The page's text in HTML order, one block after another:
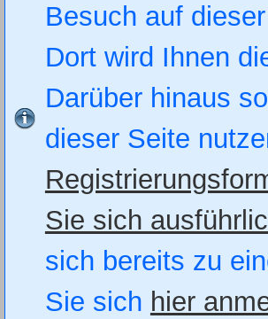
Besuch auf
Dort wird Ihnen
Darüber hinaus
dieser Seite
Sie sich
sich bereits zu
Sie sich hier